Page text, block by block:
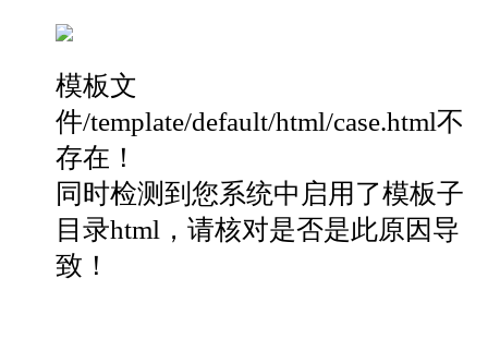
模板文
件/template/default/html/case.html不
存在！
同时检测到您系统中启用了模板子
目录html，请核对是否是此原因导
致！